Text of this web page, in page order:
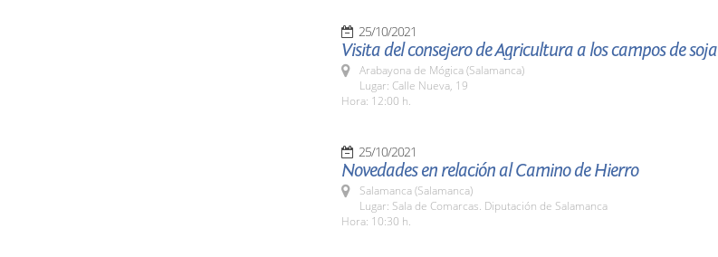
25/10/2021
Visita del consejero de Agricultura a los campos de soja
Arabayona de Mógica (Salamanca)
Lugar: Calle Nueva, 19
Hora: 12:00 h.
25/10/2021
Novedades en relación al Camino de Hierro
Salamanca (Salamanca)
Lugar: Sala de Comarcas. Diputación de Salamanca
Hora: 10:30 h.